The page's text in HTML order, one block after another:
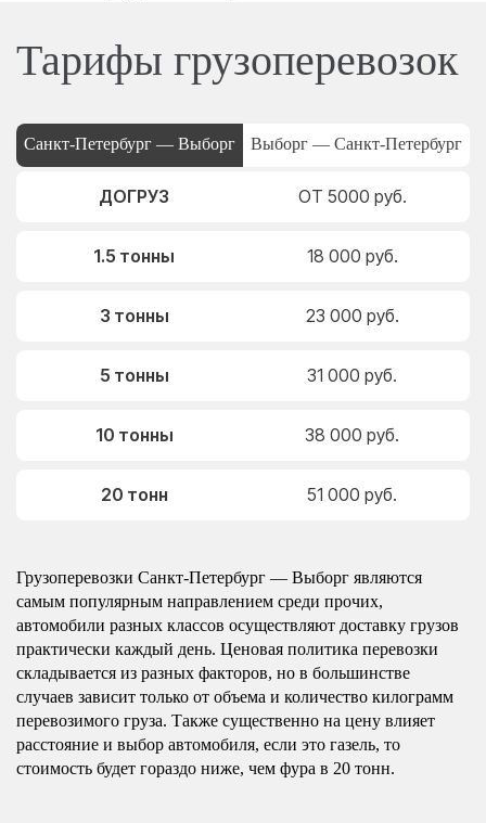
Тарифы грузоперевозок
Санкт-Петербург — Выборг Выборг — Санкт-Петербург
ДОГРУЗ ОТ 5000 руб.
1.5 тонны 18 000 руб.
3 тонны 23 000 руб.
5 тонны 31 000 руб.
10 тонны 38 000 руб.
20 тонн 51 000 руб.
Грузоперевозки Санкт-Петербург — Выборг являются
самым популярным направлением среди прочих,
автомобили разных классов осуществляют доставку грузов
практически каждый день. Ценовая политика перевозки
складывается из разных факторов, но в большинстве
случаев зависит только от объема и количество килограмм
перевозимого груза. Также существенно на цену влияет
расстояние и выбор автомобиля, если это газель, то
стоимость будет гораздо ниже, чем фура в 20 тонн.